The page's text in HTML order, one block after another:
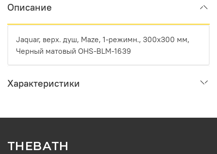
Описание
Jaquar, верх. душ, Maze, 1-режимн., 300х300 мм,
Черный матовый OHS-BLM-1639
Характеристики
THEBATH